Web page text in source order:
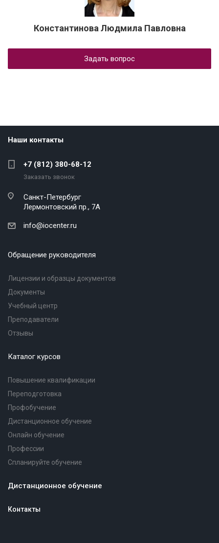
Константинова Людмила Павловна
Задать вопрос
Наши контакты
+7 (812) 380-68-12
Заказать звонок
Санкт-Петербург
Лермонтовский пр., 7А
info@iocenter.ru
Обращение руководителя
Лицензии и образцы документов
Документы
Учебный центр
Преподаватели
Отзывы
Каталог курсов
Повышение квалификации
Переподготовка
Профобучение
Дистанционное обучение
Онлайн обучение
Профессии
Спланируйте обучение
Дистанционное обучение
Контакты